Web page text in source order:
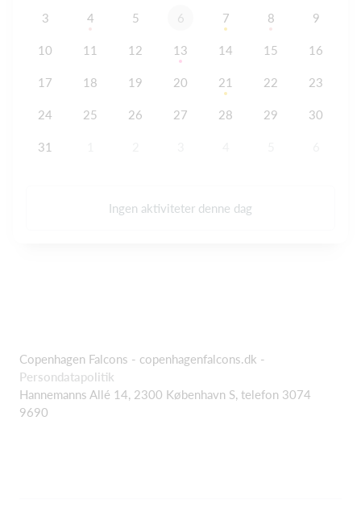
3 4 5 6 7 8 9
10 11 12 13 14 15 16
17 18 19 20 21 22 23
24 25 26 27 28 29 30
31
Ingen aktiviteter denne dag
Copenhagen Falcons - copenhagenfalcons.dk -
Persondatapolitik
Hannemanns Allé 14, 2300 København S, telefon 3074
9690